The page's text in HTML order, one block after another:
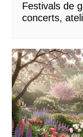
Festivals de
concerts,